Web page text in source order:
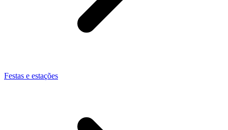
Festas e estações